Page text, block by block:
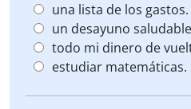
una lista de los gastos.
un desayuno
todo mi dinero de
estudiar matemáticas.